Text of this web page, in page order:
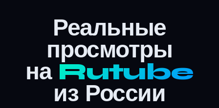
Реальные
просмотры
на Rutube
из России